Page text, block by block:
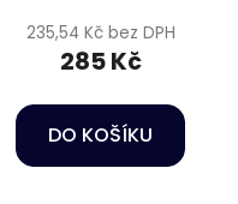
235,54 Kč bez DPH
285 Kč
DO KOŠÍKU